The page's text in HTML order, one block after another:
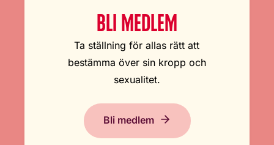
BLI MEDLEM
Ta ställning för allas rätt att
bestämma över sin kropp och
sexualitet.
Bli medlem